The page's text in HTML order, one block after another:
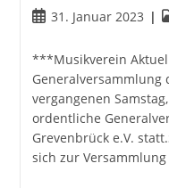
Beitrag
31. Januar 2023
***Musikverein
vergangenen
ordentliche
Grevenbrück e.V.
sich zur